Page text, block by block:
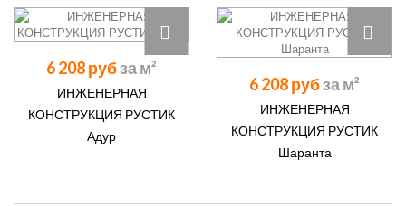
6 208 руб
ИНЖЕНЕРНАЯ
КОНСТРУКЦИЯ РУСТИК
Адур
6 208 руб
ИНЖЕНЕРНАЯ
КОНСТРУКЦИЯ РУСТИК
Шаранта